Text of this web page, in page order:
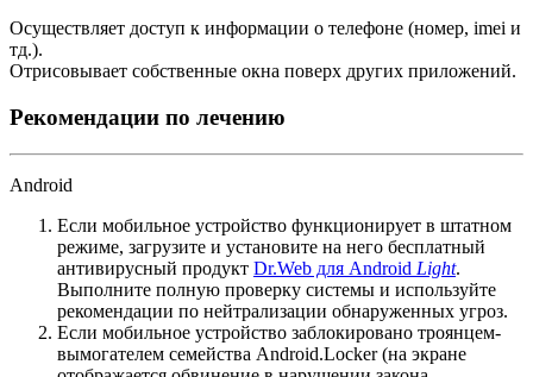
Осуществляет доступ к информации о телефоне (номер, imei и
тд.).
Отрисовывает собственные окна поверх других приложений.
Рекомендации по лечению
Android
Если мобильное устройство функционирует в штатном
режиме, загрузите и установите на него бесплатный
антивирусный продукт Dr.Web для Android Light.
Выполните полную проверку системы и используйте
рекомендации по нейтрализации обнаруженных угроз.
Если мобильное устройство заблокировано троянцем-
вымогателем семейства Android.Locker (на экране